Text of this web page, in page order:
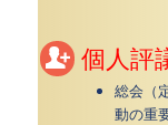
個人評
総会（
動の重